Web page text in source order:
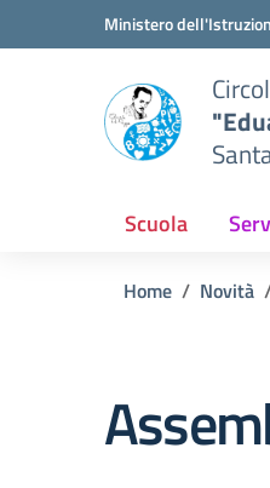
Vai ai contenuti
Vai al menu di navigazione
Ministero
Scuola
Home Novità